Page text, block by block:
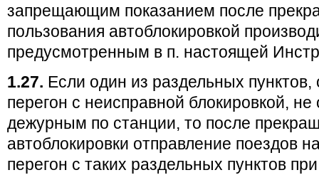
запрещающим показанием после
пользования автоблокировкой
предусмотренным в п. настоящей
1.27. Если один из раздельных
перегон с неисправной блокировкой, не
дежурным по станции, то после
автоблокировки отправление поездов
перегон с таких раздельных пунктов